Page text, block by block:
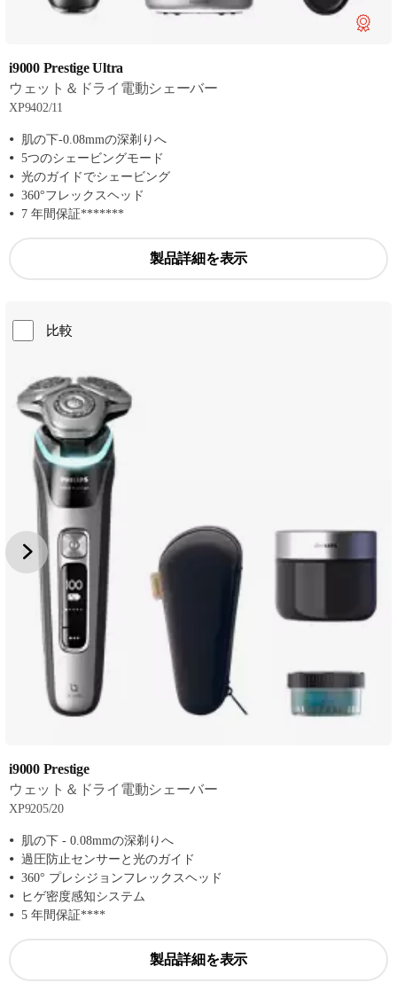
i9000 Prestige Ultra
ウェット＆ドライ電動シェーバー
XP9402/11
肌の下-0.08mmの深剃りへ
5つのシェービングモード
光のガイドでシェービング
360°フレックスヘッド
7 年間保証*******
製品詳細を表示
比較
i9000 Prestige
ウェット＆ドライ電動シェーバー
XP9205/20
肌の下 - 0.08mmの深剃りへ
過圧防止センサーと光のガイド
360° プレシジョンフレックスヘッド
ヒゲ密度感知システム
5 年間保証****
製品詳細を表示